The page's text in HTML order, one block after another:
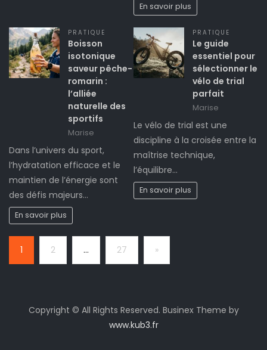
En savoir plus
PRATIQUE
Boisson
isotonique
saveur pêche-
romarin :
l’alliée
naturelle des
sportifs
Marise
Dans l’univers du sport,
l’hydratation efficace et le
maintien de l’énergie sont
des défis majeurs…
En savoir plus
PRATIQUE
Le guide
essentiel pour
sélectionner le
vélo de trial
parfait
Marise
Le vélo de trial est une
discipline à la croisée entre la
maîtrise technique,
l’équilibre…
En savoir plus
1 2 … 27 Next
»
Copyright © All Rights Reserved. Businex Theme by
www.kub3.fr